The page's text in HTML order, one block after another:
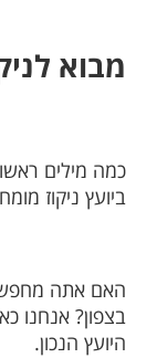
מבוא
כמה מילים
ביועץ ניקוז
האם אתה מחפש
בצפון? אנחנו
היועץ הנכון.